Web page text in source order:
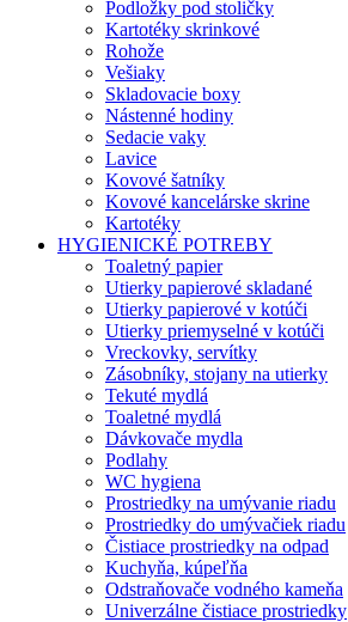
Podložky pod stoličky
Kartotéky skrinkové
Rohože
Vešiaky
Skladovacie boxy
Nástenné hodiny
Sedacie vaky
Lavice
Kovové šatníky
Kovové kancelárske skrine
Kartotéky
HYGIENICKÉ POTREBY
Toaletný papier
Utierky papierové skladané
Utierky papierové v kotúči
Utierky priemyselné v kotúči
Vreckovky, servítky
Zásobníky, stojany na utierky
Tekuté mydlá
Toaletné mydlá
Dávkovače mydla
Podlahy
WC hygiena
Prostriedky na umývanie riadu
Prostriedky do umývačiek riadu
Čistiace prostriedky na odpad
Kuchyňa, kúpeľňa
Odstraňovače vodného kameňa
Univerzálne čistiace prostriedky